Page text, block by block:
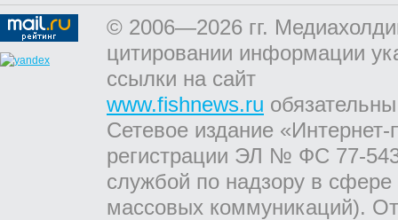
© 2006—2026 гг.
цитировании информации
ссылки на сайт
www.fishnews.ru
Сетевое издание
регистрации ЭЛ № ФС 77-
службой по надзору в
массовых коммуникаций).